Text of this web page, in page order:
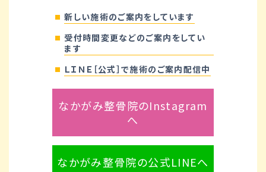
新しい施術のご案内をしています
受付時間変更などのご案内をしてい
ます
ＬＩＮＥ［公式］で施術のご案内配信中
なかがみ整骨院のInstagram
へ
なかがみ整骨院の公式LINEへ